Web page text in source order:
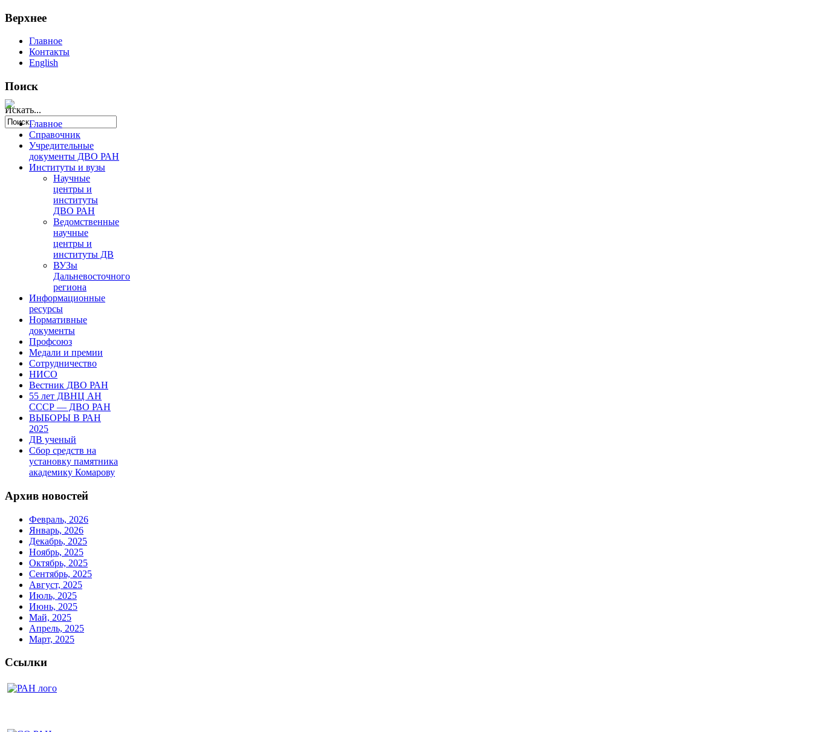
Верхнее
Главное
Контакты
English
Поиск
Искать...
Главное
Справочник
Учредительные
документы ДВО РАН
Институты и вузы
Научные
центры и
институты
ДВО РАН
Ведомственные
научные
центры и
институты ДВ
ВУЗы
Дальневосточного
региона
Информационные
ресурсы
Нормативные
документы
Профсоюз
Медали и премии
Сотрудничество
НИСО
Вестник ДВО РАН
55 лет ДВНЦ АН
СССР — ДВО РАН
ВЫБОРЫ В РАН
2025
ДВ ученый
Сбор средств на
установку памятника
академику Комарову
Архив новостей
Февраль, 2026
Январь, 2026
Декабрь, 2025
Ноябрь, 2025
Октябрь, 2025
Сентябрь, 2025
Август, 2025
Июль, 2025
Июнь, 2025
Май, 2025
Апрель, 2025
Март, 2025
Ссылки